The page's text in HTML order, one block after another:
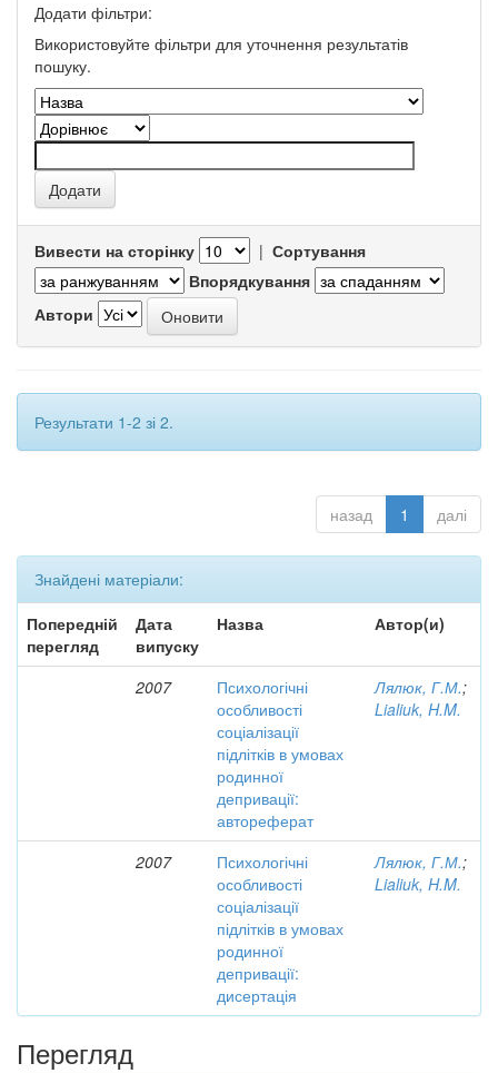
Додати фільтри:
Використовуйте фільтри для уточнення результатів
пошуку.
Вивести на сторінку | Сортування
Впорядкування
Автори
Результати 1-2 зі 2.
назад 1 далі
Знайдені матеріали:
Попередній
перегляд
Дата
випуску
Назва Автор(и)
2007
Психологічні
особливості
соціалізації
підлітків в умовах
родинної
депривації:
автореферат
Лялюк, Г.М.;
Lialiuk, H.M.
2007
Психологічні
особливості
соціалізації
підлітків в умовах
родинної
депривації:
дисертація
Лялюк, Г.М.;
Lialiuk, H.M.
Перегляд